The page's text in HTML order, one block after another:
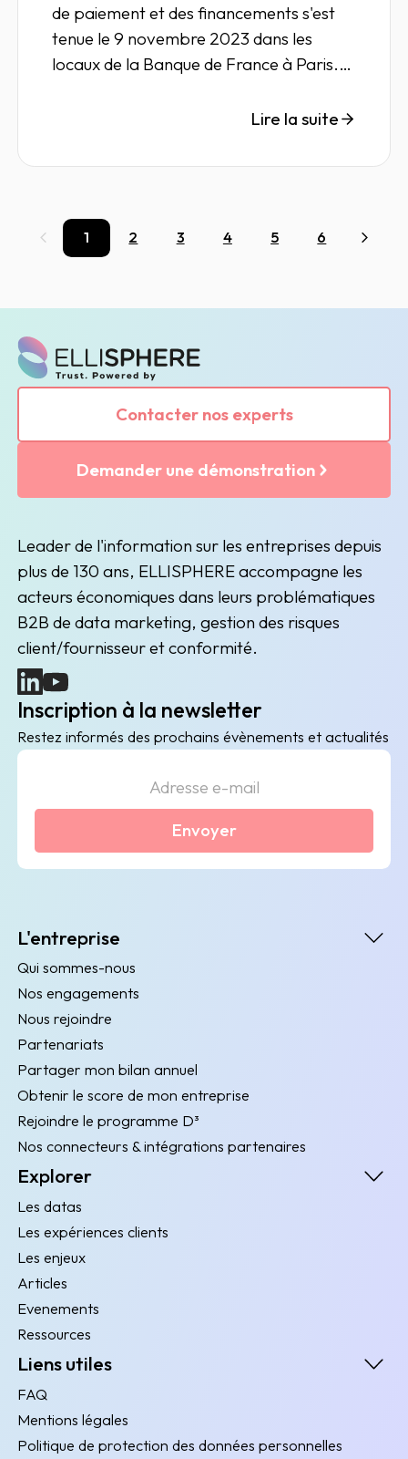
de paiement et des financements s'est
tenue le 9 novembre 2023 dans les
locaux de la Banque de France à Paris.
Lire la suite
Précédent
1 2 3 4 5 6
Contacter nos experts
Demander une démonstration
Leader de l'information sur les entreprises depuis
plus de 130 ans, ELLISPHERE accompagne les
acteurs économiques dans leurs problématiques
B2B de data marketing, gestion des risques
client/fournisseur et conformité.
(nouvelle fenêtre)
(nouvelle fenêtre)
Inscription à la newsletter
Restez informés des prochains évènements et actualités
Envoyer
L'entreprise
Qui sommes-nous
Nos engagements
Nous rejoindre
Partenariats
Partager mon bilan annuel
Obtenir le score de mon entreprise
Rejoindre le programme D³
Nos connecteurs & intégrations partenaires
Explorer
Les datas
Les expériences clients
Les enjeux
Articles
Evenements
Ressources
Liens utiles
FAQ
Mentions légales
Politique de protection des données personnelles